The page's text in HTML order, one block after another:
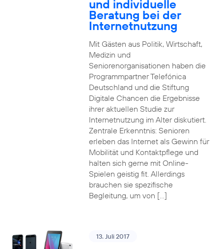
und individuelle
Beratung bei der
Internetnutzung
Mit Gästen aus Politik, Wirtschaft,
Medizin und
Seniorenorganisationen haben die
Programmpartner Telefónica
Deutschland und die Stiftung
Digitale Chancen die Ergebnisse
ihrer aktuellen Studie zur
Internetnutzung im Alter diskutiert.
Zentrale Erkenntnis: Senioren
erleben das Internet als Gewinn für
Mobilität und Kontaktpflege und
halten sich gerne mit Online-
Spielen geistig fit. Allerdings
brauchen sie spezifische
Begleitung, um von […]
13. Juli 2017